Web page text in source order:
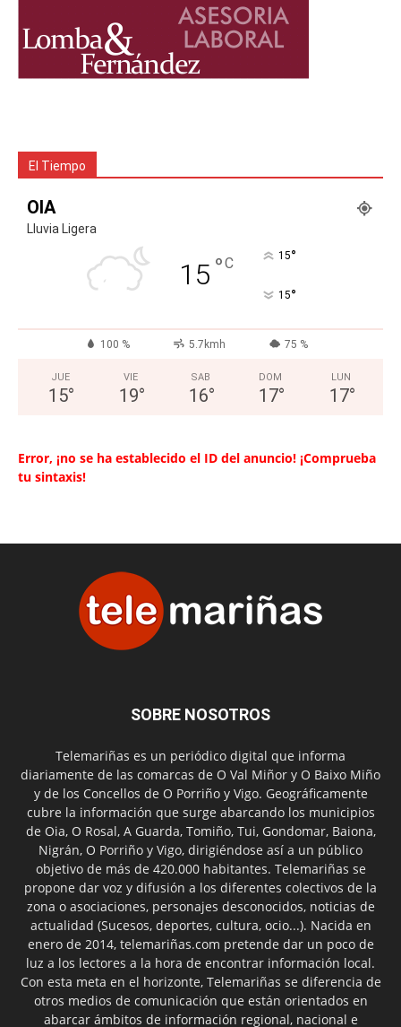
El Tiempo
OIA
Lluvia Ligera
15 °C 15°
15°
100 % 5.7kmh 75 %
JUE
15°
VIE
19°
SAB
16°
DOM
17°
LUN
17°
Error, ¡no se ha establecido el ID del anuncio! ¡Comprueba
tu sintaxis!
SOBRE NOSOTROS
Telemariñas es un periódico digital que informa
diariamente de las comarcas de O Val Miñor y O Baixo Miño
y de los Concellos de O Porriño y Vigo. Geográficamente
cubre la información que surge abarcando los municipios
de Oia, O Rosal, A Guarda, Tomiño, Tui, Gondomar, Baiona,
Nigrán, O Porriño y Vigo, dirigiéndose así a un público
objetivo de más de 420.000 habitantes. Telemariñas se
propone dar voz y difusión a los diferentes colectivos de la
zona o asociaciones, personajes desconocidos, noticias de
actualidad (Sucesos, deportes, cultura, ocio...). Nacida en
enero de 2014, telemariñas.com pretende dar un poco de
luz a los lectores a la hora de encontrar información local.
Con esta meta en el horizonte, Telemariñas se diferencia de
otros medios de comunicación que están orientados en
abarcar ámbitos de información regional, nacional e